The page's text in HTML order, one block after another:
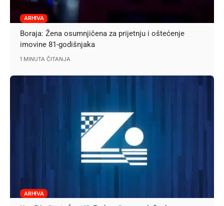
ARHIVA
Boraja: Žena osumnjičena za prijetnju i oštećenje
imovine 81-godišnjaka
1 MINUTA ČITANJA
ARHIVA